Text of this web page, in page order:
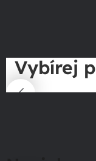
Vybírej